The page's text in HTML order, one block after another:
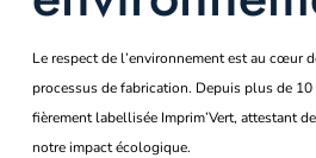
Le respect de l’environnement est au cœur
processus de fabrication. Depuis plus de
fièrement labellisée Imprim’Vert, attestant
notre impact écologique.